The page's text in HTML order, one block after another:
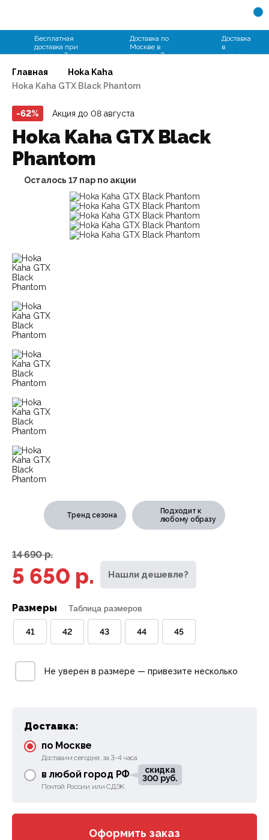
Бесплатная
доставка при
покупке 2-х
Доставка по
Москве в
течение 2
Доставка
в
регионы
Главная
Hoka Kaha
Hoka Kaha GTX Black Phantom
-62% Акция до 08 августа
Hoka Kaha GTX Black
Phantom
Осталось 17 пар по акции
Тренд сезона
Подходит к
любому образу
5 650 р.
14 690 р.
Нашли дешевле?
Размеры Таблица размеров
41 42 43 44 45
Не уверен в размере — привезите несколько
Доставка:
по Москве
Доставим сегодня, за 3-4 часа
в любой город РФ
скидка
300 руб.
Почтой России или СДЭК
Оформить заказ